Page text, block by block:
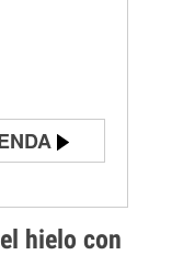
hielo con